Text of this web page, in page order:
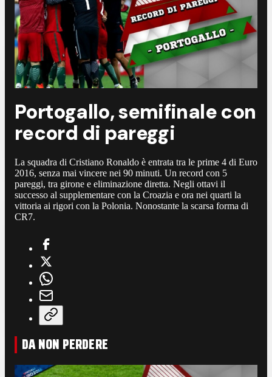
Portogallo, semifinale con
record di pareggi
La squadra di Cristiano Ronaldo è entrata tra le prime 4 di Euro
2016, senza mai vincere nei 90 minuti. Un record con 5
pareggi, tra girone e eliminazione diretta. Negli ottavi il
successo al supplementare con la Croazia e ora nei quarti la
vittoria ai rigori con la Polonia. Nonostante la scarsa forma di
CR7.
DA NON PERDERE